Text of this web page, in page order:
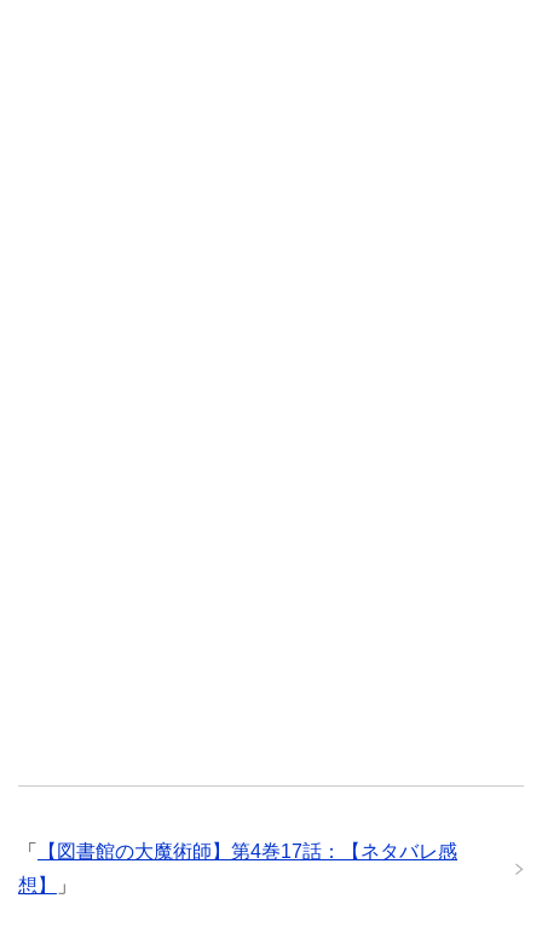
「
【図書館の大魔術師】第4巻17話：【ネタバレ感
想】
」